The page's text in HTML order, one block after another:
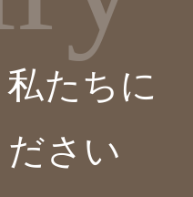
たちに
さい